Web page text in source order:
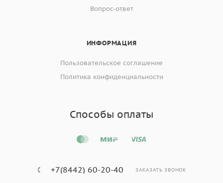
Вопрос-ответ
ИНФОРМАЦИЯ
Пользовательское соглашение
Политика конфиденциальности
Способы оплаты
+7(8442) 60-20-40 ЗАКАЗАТЬ ЗВОНОК